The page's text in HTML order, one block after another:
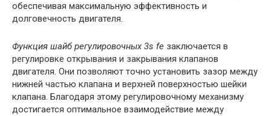
обеспечивая максимальную эффективность и
долговечность двигателя.
Функция шайб регулировочных 3s fe заключается в
регулировке открывания и закрывания клапанов
двигателя. Они позволяют точно установить зазор между
нижней частью клапана и верхней поверхностью шейки
клапана. Благодаря этому регулировочному механизму
достигается оптимальное взаимодействие между